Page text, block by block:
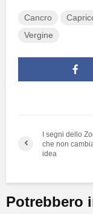
Cancro
Vergine
I segni dello
che non
idea
Potrebbero